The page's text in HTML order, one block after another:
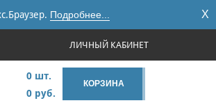
Подробнее... X
ЛИЧНЫЙ КАБИНЕТ
КОРЗИНА
0 шт.
0 руб.